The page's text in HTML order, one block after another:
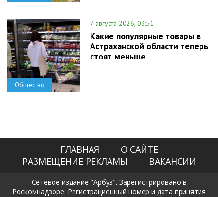
Общество
7 августа 2026, 03:51
Какие популярные товары в
Астраханской области теперь
стоят меньше
ГЛАВНАЯ
О САЙТЕ
РАЗМЕЩЕНИЕ РЕКЛАМЫ
ВАКАНСИИ
Сетевое издание "Арбуз". Зарегистрировано в
Роскомнадзоре. Регистрационный номер и дата принятия